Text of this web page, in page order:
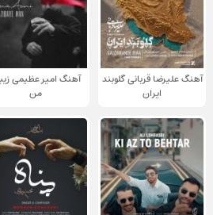
آهنگ علیرضا قربانی گلوبند
ایران
آهنگ امیر عظیمی
من